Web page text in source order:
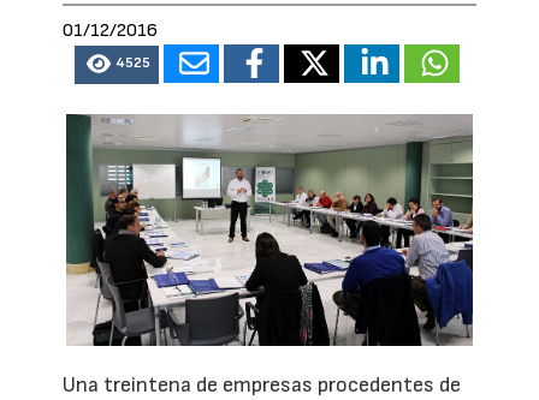
01/12/2016
4525
Una treintena de empresas procedentes de